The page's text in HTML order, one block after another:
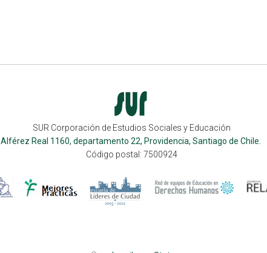
SUR Corporación de Estudios Sociales y Educación
Alférez Real 1160, departamento 22, Providencia, Santiago de Chile.
Código postal: 7500924